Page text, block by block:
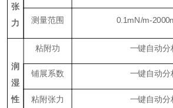
张
力 测量范围 0.1mN/m-
润
湿
性
粘附功 一键自动分
铺展系数 一键自动分
粘附张力 一键自动分